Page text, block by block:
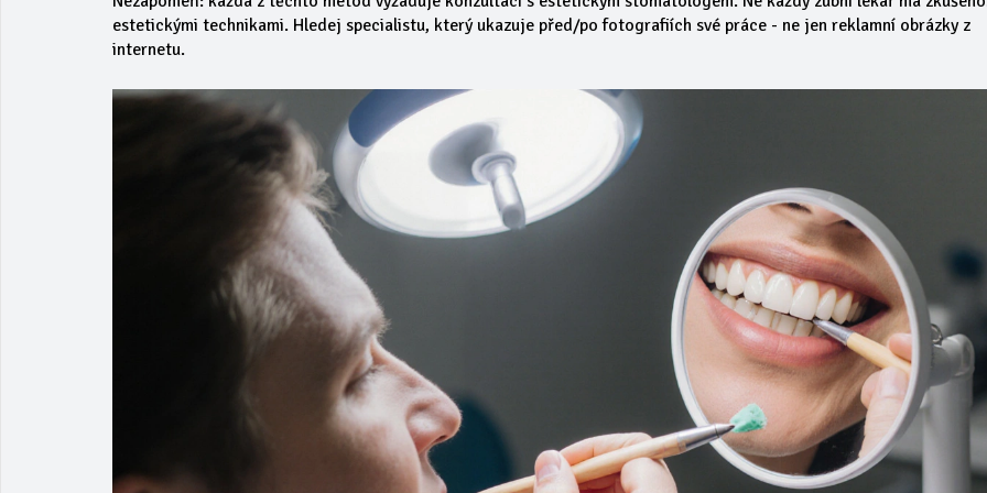
estetickými technikami. Hledej specialistu, který ukazuje před/po fotografiích své práce - ne jen reklamní obrázky z
internetu.